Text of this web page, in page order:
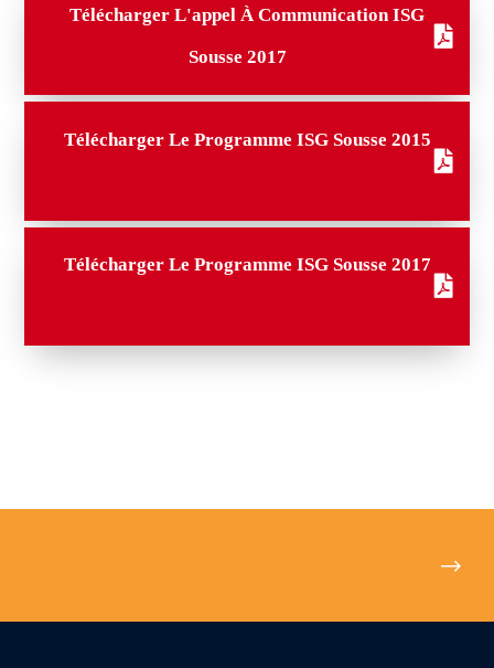
Télécharger L'appel À Communication ISG
Sousse 2017
Télécharger Le Programme ISG Sousse 2015
Télécharger Le Programme ISG Sousse 2017